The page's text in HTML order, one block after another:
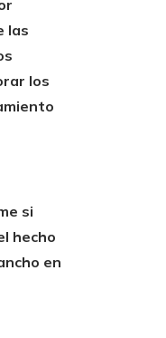
las
los
si
hecho
en